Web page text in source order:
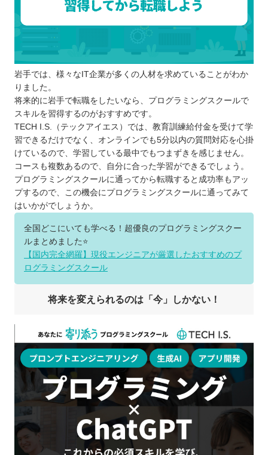
岩手では、様々なIT企業が多くの人材を求めていることがわか
りました。
将来的に岩手で転職をしたいなら、プログラミングスクールで
スキルを習得するのがおすすめです。
TECH I.S.（テックアイエス）では、教育訓練給付金を受けて学
習できるだけでなく、オンラインでも5分以内の質問対応を心掛
けているので、学習している最中でもつまずきを感じません。
コースも複数あるので、自分に合った学習ができるでしょう。
プログラミングスクールに通ってから転職すると成功率もアッ
プするので、この機会にプログラミングスクールに通ってみて
はいかがでしょうか。
全国どこにいても学べる！超優良のプログラミングスクー
ルまとめました⭐️
【国内完全網羅】現役エンジニアが厳選したおすすめのプ
ログラミングスクール
将来を変えられるのは「今」しかない！